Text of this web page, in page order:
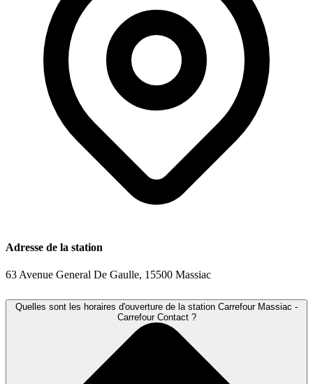
Adresse de la station
63 Avenue General De Gaulle, 15500 Massiac
Quelles sont les horaires d'ouverture de la station Carrefour Massiac -
Carrefour Contact ?